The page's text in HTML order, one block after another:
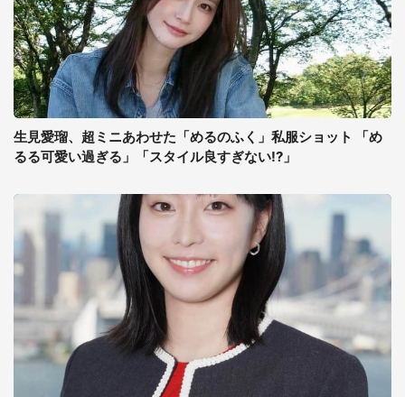
生見愛瑠、超ミニあわせた「めるのふく」私服ショット 「め
るる可愛い過ぎる」「スタイル良すぎない!?」